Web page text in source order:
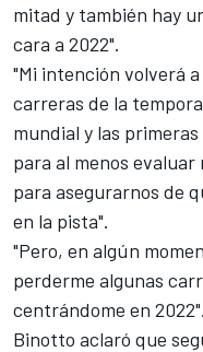
mitad y también hay
cara a 2022".
"Mi intención volverá
carreras de la
mundial y las
para al menos
para asegurarnos de
en la pista".
"Pero, en algún
perderme algunas
centrándome en 2022".
Binotto aclaró que